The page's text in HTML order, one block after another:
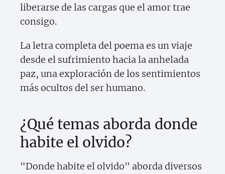
liberarse de las cargas que el amor trae
consigo.
La letra completa del poema es un viaje
desde el sufrimiento hacia la anhelada
paz, una exploración de los sentimientos
más ocultos del ser humano.
¿Qué temas aborda donde
habite el olvido?
"Donde habite el olvido" aborda diversos